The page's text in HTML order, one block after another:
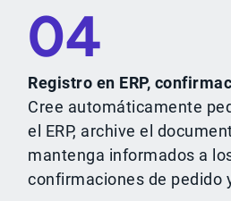
04
Registro en ERP,
Cree automáticamente
el ERP, archive el
mantenga informados a
confirmaciones de pedido